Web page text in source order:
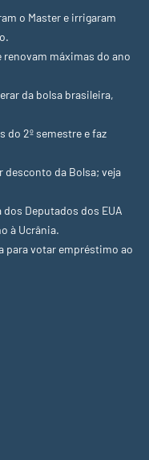
o Master e irrigaram
máximas do ano
da bolsa brasileira,
do 2º semestre e faz
desconto da Bolsa; veja
Deputados dos EUA
à Ucrânia.
para votar empréstimo ao